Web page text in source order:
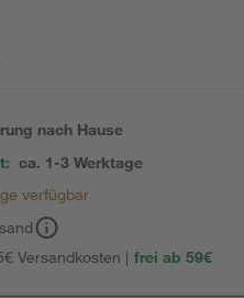
nach Hause
ca. 1-3 Werktage
verfügbar
Versandkosten | frei ab 59€